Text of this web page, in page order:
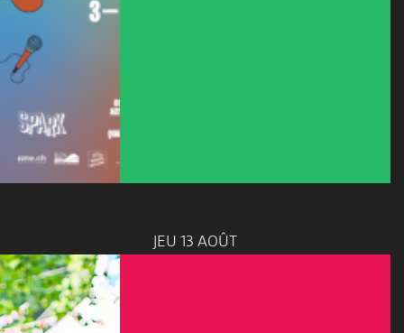
JEU 13 AOÛT